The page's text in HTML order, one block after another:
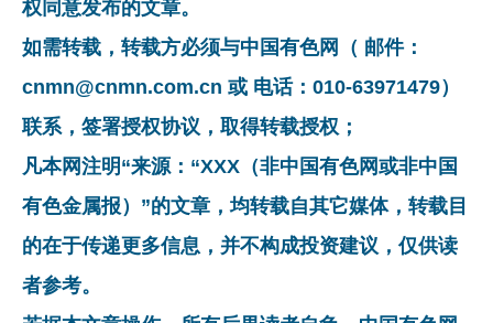
权同意发布的文章。
如需转载，转载方必须与中国有色网（ 邮件：
cnmn@cnmn.com.cn 或 电话：010-63971479）
联系，签署授权协议，取得转载授权；
凡本网注明“来源：“XXX（非中国有色网或非中国
有色金属报）”的文章，均转载自其它媒体，转载目
的在于传递更多信息，并不构成投资建议，仅供读
者参考。